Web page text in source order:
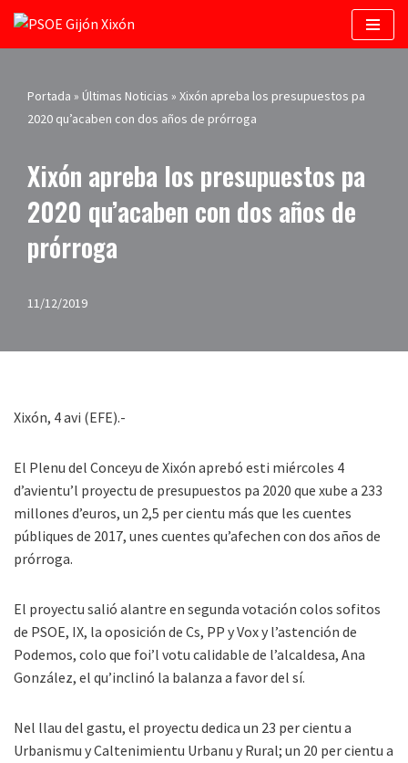
Saltar
contenido
Portada » Últimas Noticias » Xixón apreba los presupuestos pa
2020 qu’acaben con dos años de prórroga
Xixón apreba los presupuestos pa
2020 qu’acaben con dos años de
prórroga
11/12/2019
Xixón, 4 avi (EFE).-
El Plenu del Conceyu de Xixón aprebó esti miércoles 4
d’avientu’l proyectu de presupuestos pa 2020 que xube a 233
millones d’euros, un 2,5 per cientu más que les cuentes
públiques de 2017, unes cuentes qu’afechen con dos años de
prórroga.
El proyectu salió alantre en segunda votación colos sofitos
de PSOE, IX, la oposición de Cs, PP y Vox y l’astención de
Podemos, colo que foi’l votu calidable de l’alcaldesa, Ana
González, el qu’inclinó la balanza a favor del sí.
Nel llau del gastu, el proyectu dedica un 23 per cientu a
Urbanismu y Caltenimientu Urbanu y Rural; un 20 per cientu a